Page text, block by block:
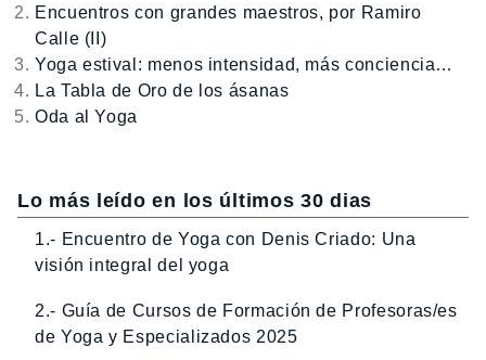
Encuentros con grandes maestros, por Ramiro
Calle (II)
Yoga estival: menos intensidad, más conciencia…
La Tabla de Oro de los ásanas
Oda al Yoga
Lo más leído en los últimos 30 dias
1.- Encuentro de Yoga con Denis Criado: Una
visión integral del yoga
2.- Guía de Cursos de Formación de Profesoras/es
de Yoga y Especializados 2025